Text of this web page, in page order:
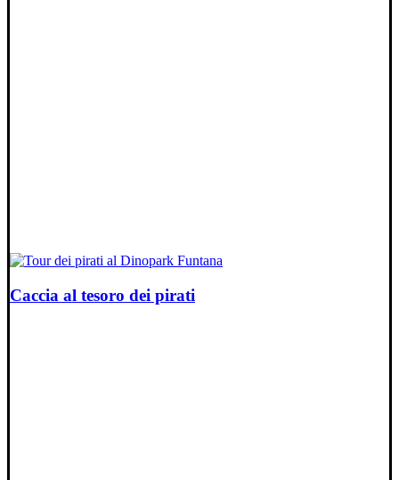
Caccia al tesoro dei pirati